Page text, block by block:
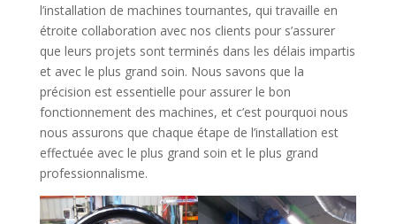
l’installation de machines tournantes, qui travaille en
étroite collaboration avec nos clients pour s’assurer
que leurs projets sont terminés dans les délais impartis
et avec le plus grand soin. Nous savons que la
précision est essentielle pour assurer le bon
fonctionnement des machines, et c’est pourquoi nous
nous assurons que chaque étape de l’installation est
effectuée avec le plus grand soin et le plus grand
professionnalisme.